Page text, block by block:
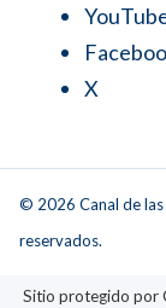
X
© 2026 Canal de las
reservados.
Sitio protegido por